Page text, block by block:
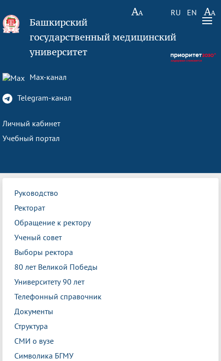
RU EN
Башкирский
государственный медицинский
университет
Max-канал
Telegram-канал
Личный кабинет
Учебный портал
Руководство
Ректорат
Обращение к ректору
Ученый совет
Выборы ректора
80 лет Великой Победы
Университету 90 лет
Телефонный справочник
Документы
Структура
СМИ о вузе
Символика БГМУ